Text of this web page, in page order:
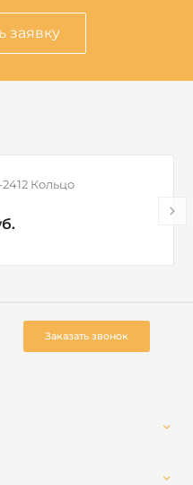
заявку
Кольцо
Заказать звонок